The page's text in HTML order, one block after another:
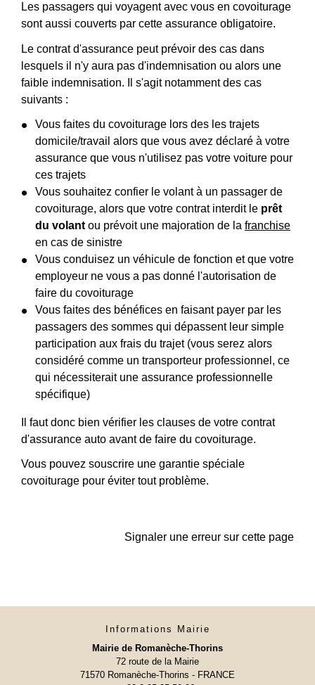
Les passagers qui voyagent avec vous en covoiturage
sont aussi couverts par cette assurance obligatoire.
Le contrat d'assurance peut prévoir des cas dans
lesquels il n'y aura pas d'indemnisation ou alors une
faible indemnisation. Il s'agit notamment des cas
suivants :
Vous faites du covoiturage lors des les trajets
domicile/travail alors que vous avez déclaré à votre
assurance que vous n'utilisez pas votre voiture pour
ces trajets
Vous souhaitez confier le volant à un passager de
covoiturage, alors que votre contrat interdit le prêt
du volant ou prévoit une majoration de la franchise
en cas de sinistre
Vous conduisez un véhicule de fonction et que votre
employeur ne vous a pas donné l'autorisation de
faire du covoiturage
Vous faites des bénéfices en faisant payer par les
passagers des sommes qui dépassent leur simple
participation aux frais du trajet (vous serez alors
considéré comme un transporteur professionnel, ce
qui nécessiterait une assurance professionnelle
spécifique)
Il faut donc bien vérifier les clauses de votre contrat
d'assurance auto avant de faire du covoiturage.
Vous pouvez souscrire une garantie spéciale
covoiturage pour éviter tout problème.
Signaler une erreur sur cette page
Informations Mairie
Mairie de Romanèche-Thorins
72 route de la Mairie
71570 Romanèche-Thorins - FRANCE